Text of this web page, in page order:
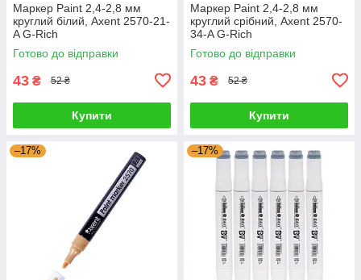
Маркер Paint 2,4-2,8 мм
круглий білий, Axent 2570-21-
A G-Rich
Готово до відправки
43 ₴ 52 ₴
Купити
Маркер Paint 2,4-2,8 мм
круглий срібний, Axent 2570-
34-A G-Rich
Готово до відправки
43 ₴ 52 ₴
Купити
–17% –17%